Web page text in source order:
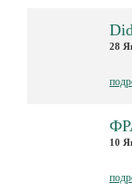
28
10